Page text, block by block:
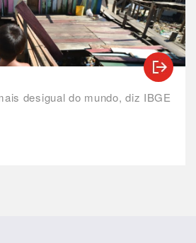
desigual do mundo, diz IBGE